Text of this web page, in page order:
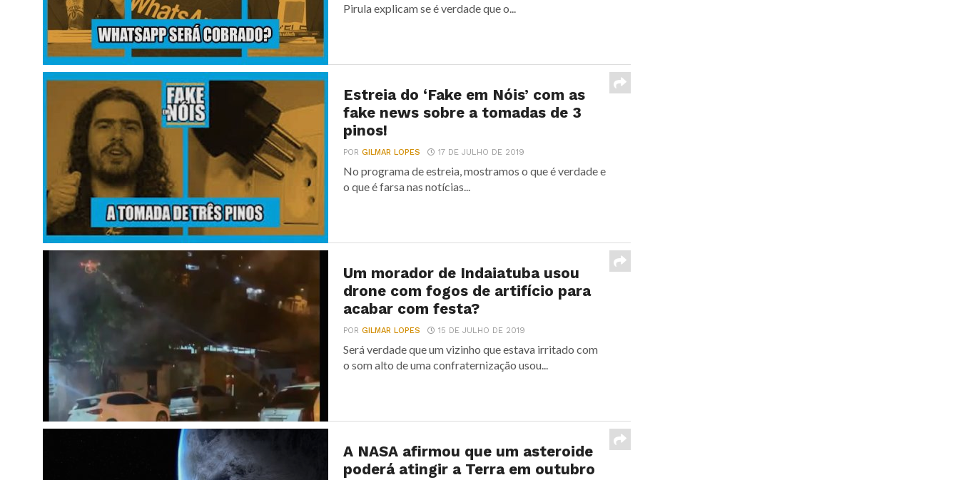
Pirula explicam se é verdade que o...
Estreia do ‘Fake em Nóis’ com as
fake news sobre a tomadas de 3
pinos!
PORGILMAR LOPES 17 DE JULHO DE 2019
No programa de estreia, mostramos o que é verdade e
o que é farsa nas notícias...
Um morador de Indaiatuba usou
drone com fogos de artifício para
acabar com festa?
PORGILMAR LOPES 15 DE JULHO DE 2019
Será verdade que um vizinho que estava irritado com
o som alto de uma confraternização usou...
A NASA afirmou que um asteroide
poderá atingir a Terra em outubro